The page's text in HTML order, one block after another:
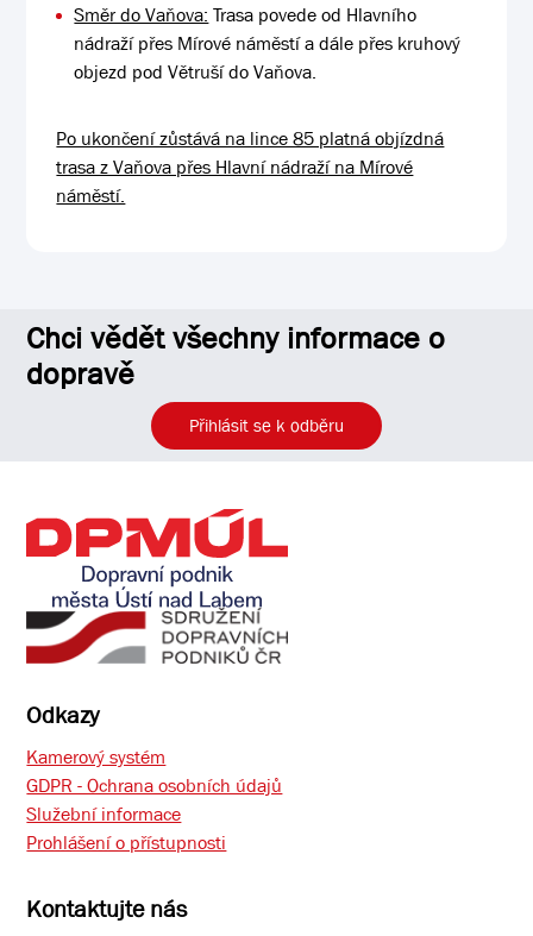
Směr do Vaňova: Trasa povede od Hlavního
nádraží přes Mírové náměstí a dále přes kruhový
objezd pod Větruší do Vaňova.
Po ukončení zůstává na lince 85 platná objízdná
trasa z Vaňova přes Hlavní nádraží na Mírové
náměstí.
Chci vědět všechny informace o
dopravě
Přihlásit se k odběru
Odkazy
Kamerový systém
GDPR - Ochrana osobních údajů
Služební informace
Prohlášení o přístupnosti
Kontaktujte nás